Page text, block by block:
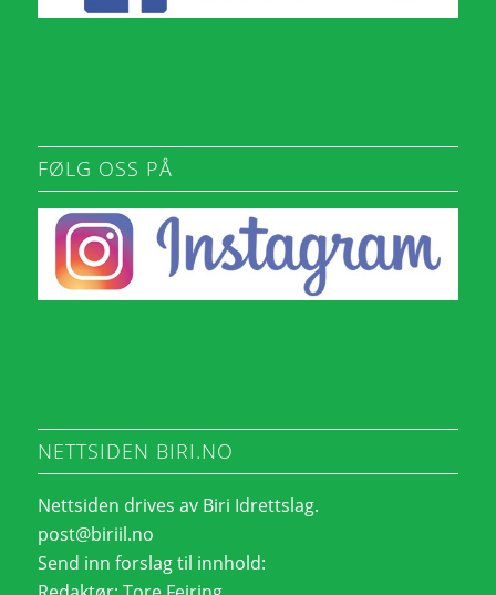
FØLG OSS PÅ
NETTSIDEN BIRI.NO
Nettsiden drives av Biri Idrettslag.
post@biriil.no
Send inn forslag til innhold: